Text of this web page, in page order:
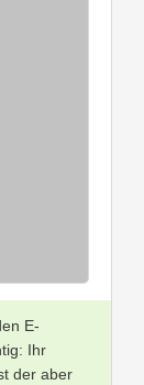
E-
Ihr
der aber